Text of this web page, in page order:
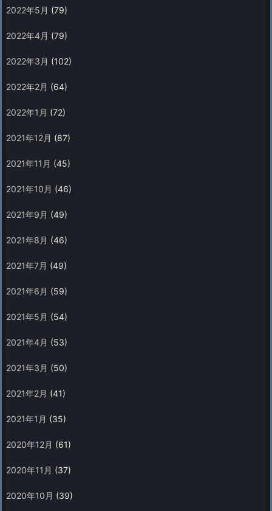
2022年5月 (79)
2022年4月 (79)
2022年3月 (102)
2022年2月 (64)
2022年1月 (72)
2021年12月 (87)
2021年11月 (45)
2021年10月 (46)
2021年9月 (49)
2021年8月 (46)
2021年7月 (49)
2021年6月 (59)
2021年5月 (54)
2021年4月 (53)
2021年3月 (50)
2021年2月 (41)
2021年1月 (35)
2020年12月 (61)
2020年11月 (37)
2020年10月 (39)